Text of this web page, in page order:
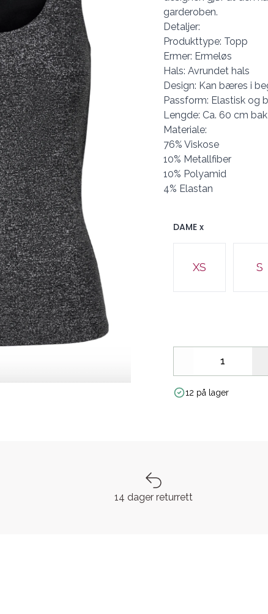
garderoben.
Detaljer:
Produkttype: Topp
Ermer: Ermeløs
Hals: Avrundet hals
Design: Kan bæres i
Passform: Elastisk og
Lengde: Ca. 60 cm
Materiale:
76% Viskose
10% Metallfiber
10% Polyamid
4% Elastan
DAME x
Velg en DAME x
XS S
Decrease
12 på lager
14 dager returrett